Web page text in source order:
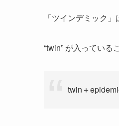
「ツインデミック」
“twin” が入っている
twin＋